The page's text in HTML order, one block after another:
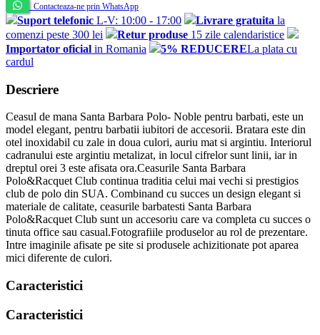
Contacteaza-ne prin WhatsApp
Suport telefonic L-V: 10:00 - 17:00 Livrare gratuita la
comenzi peste 300 lei
Retur produse 15 zile calendaristice
Importator oficial in Romania 5% REDUCERELa plata cu
cardul
Descriere
Ceasul de mana Santa Barbara Polo- Noble pentru barbati, este un
model elegant, pentru barbatii iubitori de accesorii. Bratara este din
otel inoxidabil cu zale in doua culori, auriu mat si argintiu. Interiorul
cadranului este argintiu metalizat, in locul cifrelor sunt linii, iar in
dreptul orei 3 este afisata ora.Ceasurile Santa Barbara
Polo&Racquet Club continua traditia celui mai vechi si prestigios
club de polo din SUA. Combinand cu succes un design elegant si
materiale de calitate, ceasurile barbatesti Santa Barbara
Polo&Racquet Club sunt un accesoriu care va completa cu succes o
tinuta office sau casual.Fotografiile produselor au rol de prezentare.
Intre imaginile afisate pe site si produsele achizitionate pot aparea
mici diferente de culori.
Caracteristici
Caracteristici